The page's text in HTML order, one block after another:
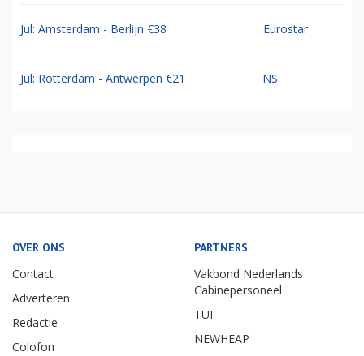
Jul: Amsterdam - Berlijn €38 Eurostar
Jul: Rotterdam - Antwerpen €21 NS
OVER ONS
Contact
Adverteren
Redactie
Colofon
PARTNERS
Vakbond Nederlands
Cabinepersoneel
TUI
NEWHEAP